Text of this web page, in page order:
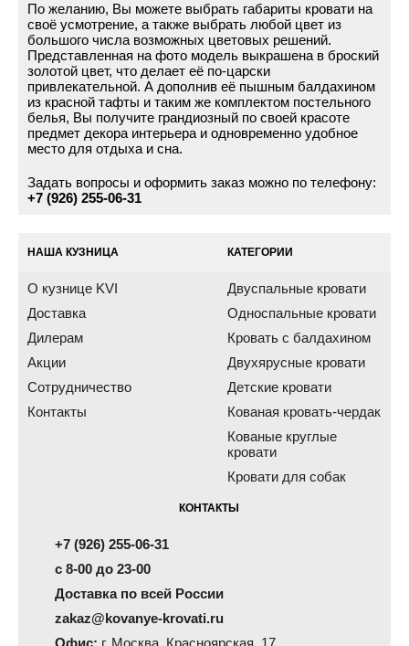
По желанию, Вы можете выбрать габариты кровати на
своё усмотрение, а также выбрать любой цвет из
большого числа возможных цветовых решений.
Представленная на фото модель выкрашена в броский
золотой цвет, что делает её по-царски
привлекательной. А дополнив её пышным балдахином
из красной тафты и таким же комплектом постельного
белья, Вы получите грандиозный по своей красоте
предмет декора интерьера и одновременно удобное
место для отдыха и сна.
Задать вопросы и оформить заказ можно по телефону:
+7 (926) 255-06-31
НАША КУЗНИЦА
О кузнице KVI
Доставка
Дилерам
Акции
Сотрудничество
Контакты
КАТЕГОРИИ
Двуспальные кровати
Односпальные кровати
Кровать с балдахином
Двухярусные кровати
Детские кровати
Кованая кровать-чердак
Кованые круглые
кровати
Кровати для собак
КОНТАКТЫ
+7 (926) 255-06-31
с 8-00 до 23-00
Доставка по всей России
zakaz@kovanye-krovati.ru
Офис: г. Москва, Красноярская, 17